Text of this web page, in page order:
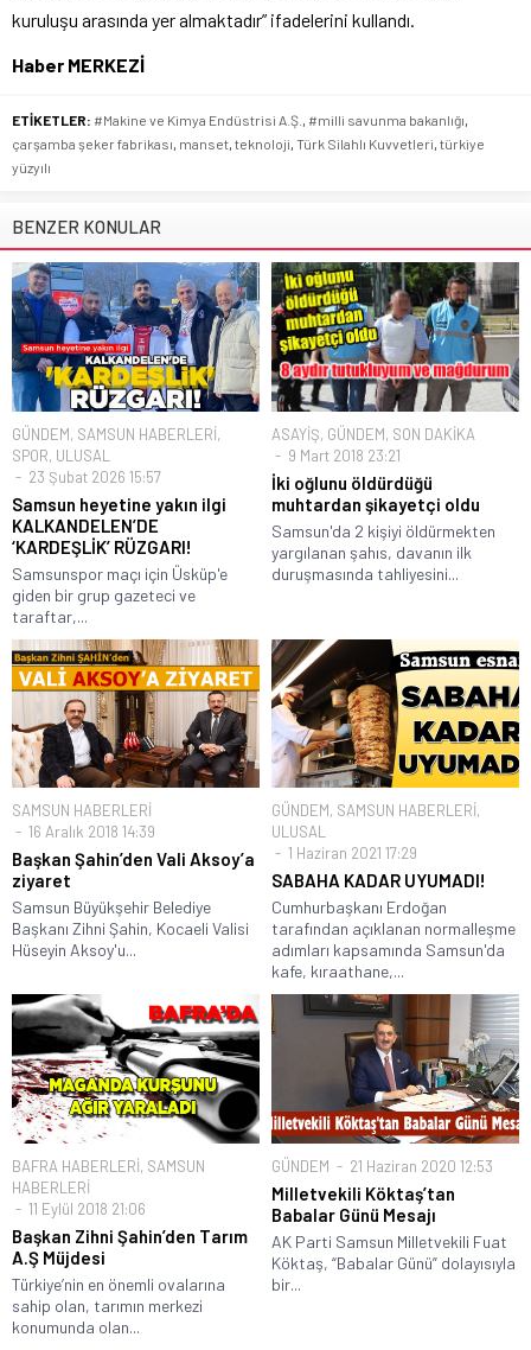
kuruluşu arasında yer almaktadır” ifadelerini kullandı.
Haber MERKEZİ
ETİKETLER: #Makine ve Kimya Endüstrisi A.Ş. , #milli savunma bakanlığı,
çarşamba şeker fabrikası, manset, teknoloji, Türk Silahlı Kuvvetleri, türkiye
yüzyılı
BENZER KONULAR
GÜNDEM, SAMSUN HABERLERİ,
SPOR, ULUSAL
23 Şubat 2026 15:57
Samsun heyetine yakın ilgi
KALKANDELEN’DE
‘KARDEŞLİK’ RÜZGARI!
Samsunspor maçı için Üsküp'e
giden bir grup gazeteci ve
taraftar,...
ASAYİŞ, GÜNDEM, SON DAKİKA
9 Mart 2018 23:21
İki oğlunu öldürdüğü
muhtardan şikayetçi oldu
Samsun'da 2 kişiyi öldürmekten
yargılanan şahıs, davanın ilk
duruşmasında tahliyesini...
SAMSUN HABERLERİ
16 Aralık 2018 14:39
Başkan Şahin’den Vali Aksoy’a
ziyaret
Samsun Büyükşehir Belediye
Başkanı Zihni Şahin, Kocaeli Valisi
Hüseyin Aksoy'u...
GÜNDEM, SAMSUN HABERLERİ,
ULUSAL
1 Haziran 2021 17:29
SABAHA KADAR UYUMADI!
Cumhurbaşkanı Erdoğan
tarafından açıklanan normalleşme
adımları kapsamında Samsun'da
kafe, kıraathane,...
BAFRA HABERLERİ, SAMSUN
HABERLERİ
11 Eylül 2018 21:06
Başkan Zihni Şahin’den Tarım
A.Ş Müjdesi
Türkiye’nin en önemli ovalarına
sahip olan, tarımın merkezi
konumunda olan...
GÜNDEM 21 Haziran 2020 12:53
Milletvekili Köktaş’tan
Babalar Günü Mesajı
AK Parti Samsun Milletvekili Fuat
Köktaş, “Babalar Günü” dolayısıyla
bir...